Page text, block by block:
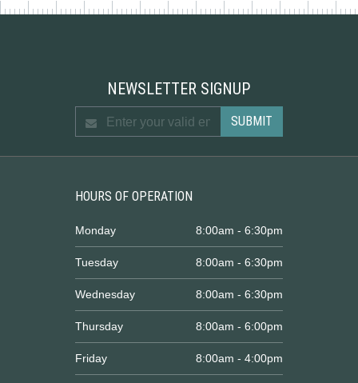
NEWSLETTER SIGNUP
HOURS OF OPERATION
Monday 8:00am - 6:30pm
Tuesday 8:00am - 6:30pm
Wednesday 8:00am - 6:30pm
Thursday 8:00am - 6:00pm
Friday 8:00am - 4:00pm